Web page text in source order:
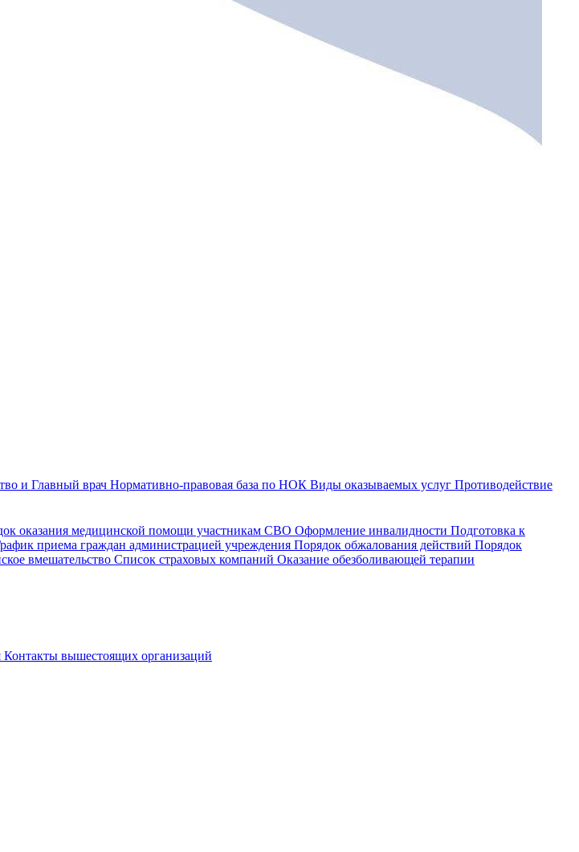
и Главный врач Нормативно-правовая база по НОК Виды оказываемых услуг Противодействие
оказания медицинской помощи участникам СВО Оформление инвалидности Подготовка к
приема граждан администрацией учреждения Порядок обжалования действий Порядок
вмешательство Список страховых компаний Оказание обезболивающей терапии
Контакты вышестоящих организаций